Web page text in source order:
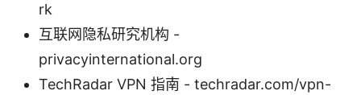
rk
互联网隐私研究机构 -
privacyinternational.org
TechRadar VPN 指南 - techradar.com/vpn-